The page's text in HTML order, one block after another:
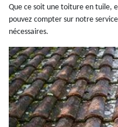
Que ce soit une toiture en tuile,
pouvez compter sur notre
nécessaires.